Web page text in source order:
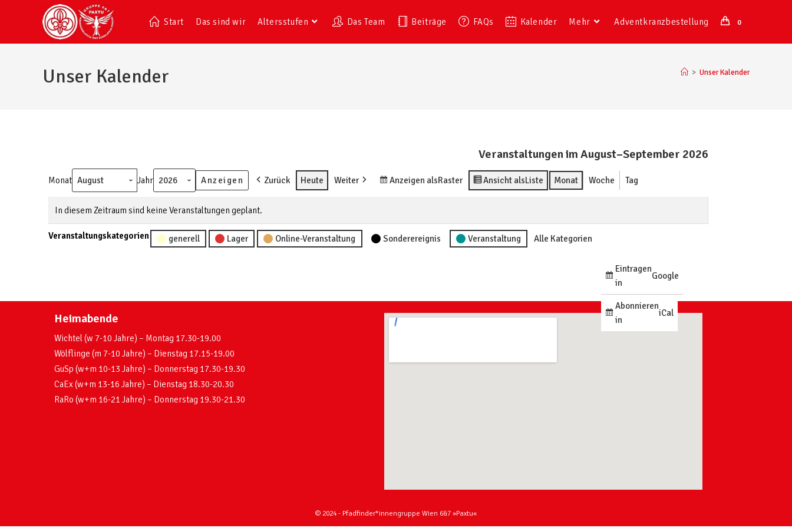
Start Das sind wir Altersstufen Das Team Beiträge FAQs Kalender Mehr Adventkranzbestellung 0
Unser Kalender > Unser Kalender
Veranstaltungen im August–September 2026
Monat Jahr Zurück Heute Weiter Anzeigen alsRaster Ansicht alsListe Monat Woche Tag
In diesem Zeitraum sind keine Veranstaltungen geplant.
Veranstaltungskategorien generell Lager Online-Veranstaltung Sonderereignis Veranstaltung Alle Kategorien
Eintragen
in
Google
Abonnieren
in
iCal
Heimabende
Wichtel (w 7-10 Jahre) – Montag 17.30-19.00
Wölflinge (m 7-10 Jahre) – Dienstag 17.15-19.00
GuSp (w+m 10-13 Jahre) – Donnerstag 17.30-19.30
CaEx (w+m 13-16 Jahre) – Dienstag 18.30-20.30
RaRo (w+m 16-21 Jahre) – Donnerstag 19.30-21.30
© 2024 - Pfadfinder*innengruppe Wien 6&7 »Paxtu«